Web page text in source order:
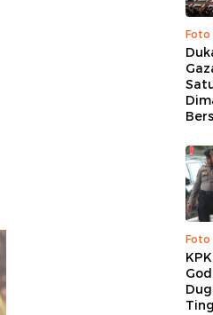
Foto
Foto